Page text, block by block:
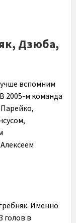
Дзюба,
вспомним
2005-м команда
Именно
голов в